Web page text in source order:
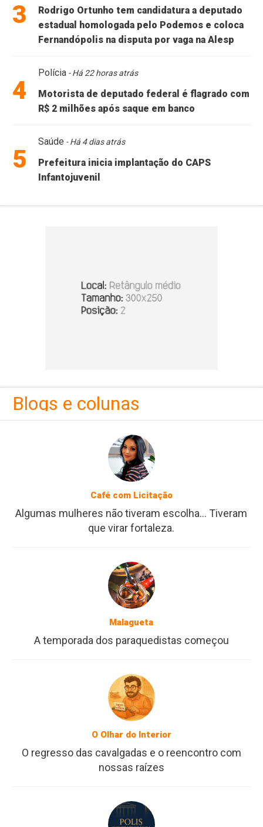
3
Rodrigo Ortunho tem candidatura a deputado
estadual homologada pelo Podemos e coloca
Fernandópolis na disputa por vaga na Alesp
4
Polícia- Há 22 horas atrás
Motorista de deputado federal é flagrado com
R$ 2 milhões após saque em banco
5
Saúde - Há 4 dias atrás
Prefeitura inicia implantação do CAPS
Infantojuvenil
Blogs e colunas
Café com Licitação
Algumas mulheres não tiveram escolha... Tiveram
que virar fortaleza.
Malagueta
A temporada dos paraquedistas começou
O Olhar do Interior
O regresso das cavalgadas e o reencontro com
nossas raízes